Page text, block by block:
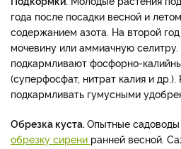
года после посадки весной и
содержанием азота. На второй
мочевину или аммиачную
подкармливают фосфорно-
(суперфосфат, нитрат калия и др.).
подкармливать гумусными
Обрезка куста. Опытные
обрезку сирени ранней весной.